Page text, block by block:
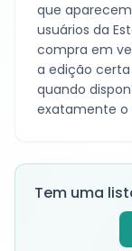
que
usuários da
compra em
a edição certa
quando
exatamente o
Tem uma